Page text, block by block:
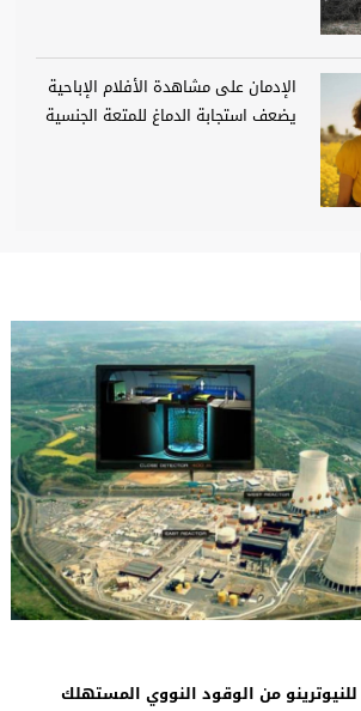
الإدمان على مشاهدة الأفلام الإباحية
يضعف استجابة الدماغ للمتعة الجنسية
من الوقود النووي المستهلك